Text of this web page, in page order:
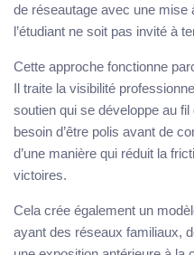
de réseautage avec une mise
l’étudiant ne soit pas invité à
Cette approche fonctionne
Il traite la visibilité
soutien qui se développe au
besoin d’être polis avant de
d’une manière qui réduit la
victoires.
Cela crée également un
ayant des réseaux familiaux,